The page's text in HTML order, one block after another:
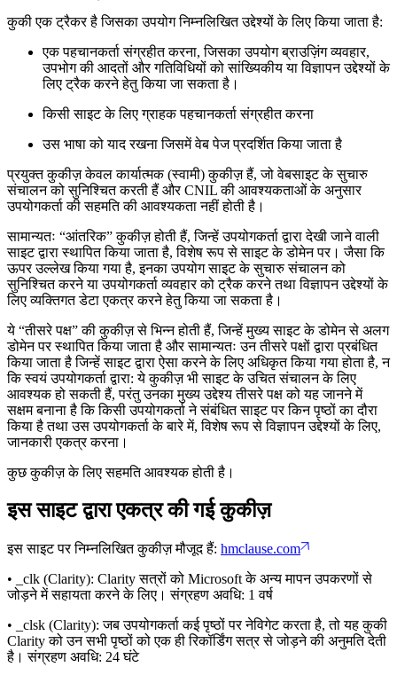
कुकी एक ट्रैकर है जिसका उपयोग निम्नलिखित उद्देश्यों के लिए किया जाता है:
एक पहचानकर्ता संग्रहीत करना, जिसका उपयोग ब्राउज़िंग व्यवहार,
उपभोग की आदतों और गतिविधियों को सांख्यिकीय या विज्ञापन उद्देश्यों के
लिए ट्रैक करने हेतु किया जा सकता है।
किसी साइट के लिए ग्राहक पहचानकर्ता संग्रहीत करना
उस भाषा को याद रखना जिसमें वेब पेज प्रदर्शित किया जाता है
प्रयुक्त कुकीज़ केवल कार्यात्मक (स्वामी) कुकीज़ हैं, जो वेबसाइट के सुचारु
संचालन को सुनिश्चित करती हैं और CNIL की आवश्यकताओं के अनुसार
उपयोगकर्ता की सहमति की आवश्यकता नहीं होती है।
सामान्यतः “आंतरिक” कुकीज़ होती हैं, जिन्हें उपयोगकर्ता द्वारा देखी जाने वाली
साइट द्वारा स्थापित किया जाता है, विशेष रूप से साइट के डोमेन पर। जैसा कि
ऊपर उल्लेख किया गया है, इनका उपयोग साइट के सुचारु संचालन को
सुनिश्चित करने या उपयोगकर्ता व्यवहार को ट्रैक करने तथा विज्ञापन उद्देश्यों के
लिए व्यक्तिगत डेटा एकत्र करने हेतु किया जा सकता है।
ये “तीसरे पक्ष” की कुकीज़ से भिन्न होती हैं, जिन्हें मुख्य साइट के डोमेन से अलग
डोमेन पर स्थापित किया जाता है और सामान्यतः उन तीसरे पक्षों द्वारा प्रबंधित
किया जाता है जिन्हें साइट द्वारा ऐसा करने के लिए अधिकृत किया गया होता है, न
कि स्वयं उपयोगकर्ता द्वारा: ये कुकीज़ भी साइट के उचित संचालन के लिए
आवश्यक हो सकती हैं, परंतु उनका मुख्य उद्देश्य तीसरे पक्ष को यह जानने में
सक्षम बनाना है कि किसी उपयोगकर्ता ने संबंधित साइट पर किन पृष्ठों का दौरा
किया है तथा उस उपयोगकर्ता के बारे में, विशेष रूप से विज्ञापन उद्देश्यों के लिए,
जानकारी एकत्र करना।
कुछ कुकीज़ के लिए सहमति आवश्यक होती है।
इस साइट द्वारा एकत्र की गई कुकीज़
इस साइट पर निम्नलिखित कुकीज़ मौजूद हैं: hmclause.com
• _clk (Clarity): Clarity सत्रों को Microsoft के अन्य मापन उपकरणों से
जोड़ने में सहायता करने के लिए। संग्रहण अवधि: 1 वर्ष
• _clsk (Clarity): जब उपयोगकर्ता कई पृष्ठों पर नेविगेट करता है, तो यह कुकी
Clarity को उन सभी पृष्ठों को एक ही रिकॉर्डिंग सत्र से जोड़ने की अनुमति देती
है। संग्रहण अवधि: 24 घंटे